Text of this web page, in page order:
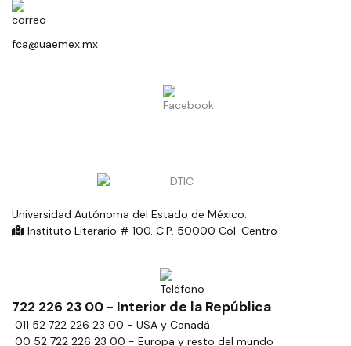
fca@uaemex.mx
Universidad Autónoma del Estado de México.
Instituto Literario # 100. C.P. 50000 Col. Centro
722 226 23 00 - Interior de la República
011 52 722 226 23 00 - USA y Canadá
00 52 722 226 23 00 - Europa y resto del mundo